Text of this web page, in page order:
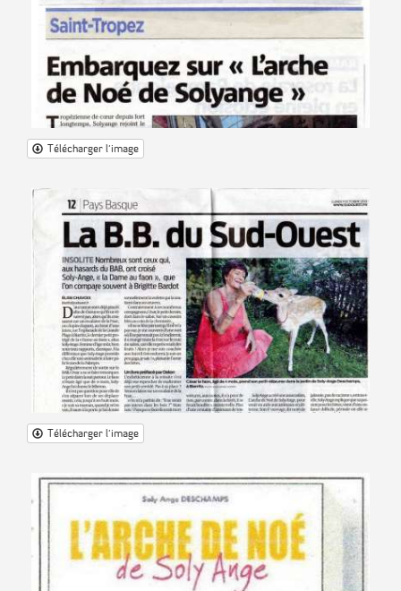
Télécharger l'image
Télécharger l'image